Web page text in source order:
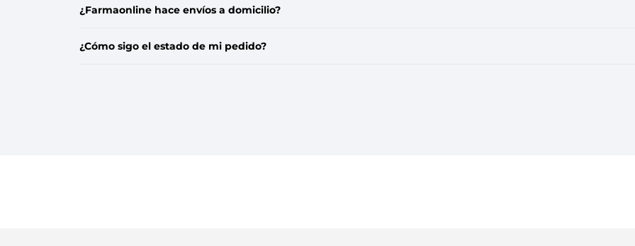
¿Farmaonline hace envíos a domicilio?
¿Cómo sigo el estado de mi pedido?